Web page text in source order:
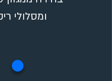
ומסלולי
✪